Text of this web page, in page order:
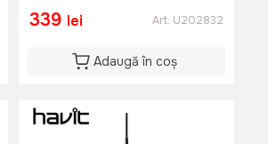
339 lei Art: U202832
Adaugă în coș